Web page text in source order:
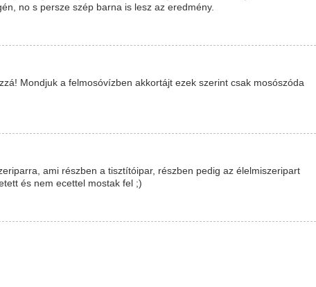
no s persze szép barna is lesz az eredmény.
Mondjuk a felmosóvízben akkortájt ezek szerint csak mosószóda
ami részben a tisztítóipar, részben pedig az élelmiszeripart
és nem ecettel mostak fel ;)